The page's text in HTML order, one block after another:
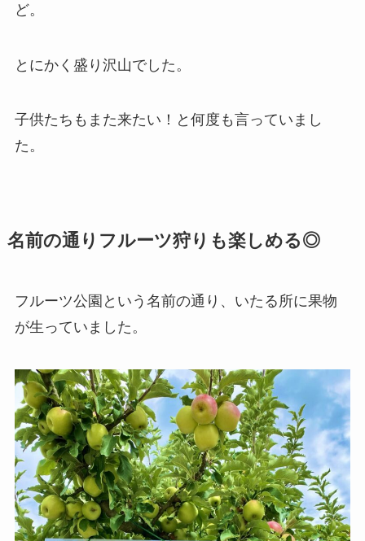
ど。
とにかく盛り沢山でした。
子供たちもまた来たい！と何度も言っていまし
た。
名前の通りフルーツ狩りも楽しめる◎
フルーツ公園という名前の通り、いたる所に果物
が生っていました。